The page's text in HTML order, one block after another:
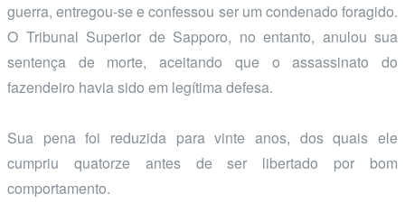
guerra, entregou-se e confessou ser um condenado foragido.
O Tribunal Superior de Sapporo, no entanto, anulou sua
sentença de morte, aceitando que o assassinato do
fazendeiro havia sido em legítima defesa.
Sua pena foi reduzida para vinte anos, dos quais ele
cumpriu quatorze antes de ser libertado por bom
comportamento.